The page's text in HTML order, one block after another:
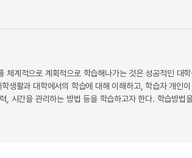
체계적으로 계획적으로 학습해나가는 것은 성공적인
생활과 대학에서의 학습에 대해 이해하고, 학습자 개
, 시간을 관리하는 방법 등을 학습하고자 한다. 학습방